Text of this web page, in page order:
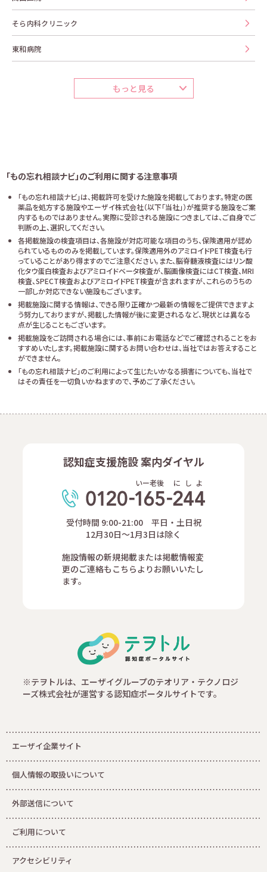
そら内科クリニック
東和病院
もっと見る
「もの忘れ相談ナビ」のご利用に関する注意事項
「もの忘れ相談ナビ」は、掲載許可を受けた施設を掲載しております。特定の医
薬品を処方する施設やエーザイ株式会社（以下「当社」）が推奨する施設をご案
内するものではありません。実際に受診される施設につきましては、ご自身でご
判断の上、選択してください。
各掲載施設の検査項目は、各施設が対応可能な項目のうち、保険適用が認め
られているもののみを掲載しています。保険適用外のアミロイドPET検査も行
っていることがあり得ますのでご注意ください。また、脳脊髄液検査にはリン酸
化タウ蛋白検査およびアミロイドベータ検査が、脳画像検査にはCT検査、MRI
検査、SPECT検査およびアミロイドPET検査が含まれますが、これらのうちの
一部しか対応できない施設もございます。
掲載施設に関する情報は、できる限り正確かつ最新の情報をご提供できますよ
う努力しておりますが、掲載した情報が後に変更されるなど、現状とは異なる
点が生じることもございます。
掲載施設をご訪問される場合には、事前にお電話などでご確認されることをお
すすめいたします。掲載施設に関するお問い合わせは、当社ではお答えすること
ができません。
「もの忘れ相談ナビ」のご利用によって生じたいかなる損害についても、当社で
はその責任を一切負いかねますので、予めご了承ください。
認知症支援施設 案内ダイヤル
いー老後 に し よ
受付時間 9:00-21:00 平日・土日祝
12月30日～1月3日は除く
施設情報の新規掲載または掲載情報変
更のご連絡もこちらよりお願いいたし
ます。
※テヲトルは、エーザイグループのテオリア・テクノロジ
ーズ株式会社が運営する認知症ポータルサイトです。
エーザイ企業サイト
個人情報の取扱いについて
外部送信について
ご利用について
アクセシビリティ